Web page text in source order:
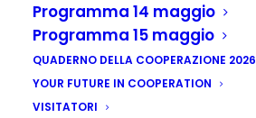
Programma 14 maggio
Programma 15 maggio
QUADERNO DELLA COOPERAZIONE 2026
YOUR FUTURE IN COOPERATION
VISITATORI